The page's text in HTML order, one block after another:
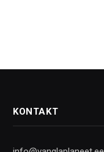
KONTAKT